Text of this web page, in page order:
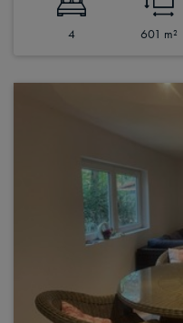
4 601 m²